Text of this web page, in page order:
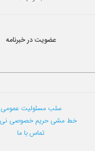
عضویت در خبرنامه
سلب مسئولیت عمومی
خط مشی حریم خصوصی
تماس با ما